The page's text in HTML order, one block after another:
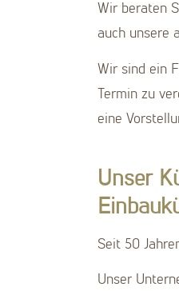
Wir beraten
auch unsere
Wir sind ein
Termin zu
eine
Unser
Seit 50
Unser